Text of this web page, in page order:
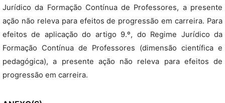
Jurídico da Formação Contínua de Professores, a presente
ação não releva para efeitos de progressão em carreira. Para
efeitos de aplicação do artigo 9.º, do Regime Jurídico da
Formação Contínua de Professores (dimensão científica e
pedagógica), a presente ação não releva para efeitos de
progressão em carreira.